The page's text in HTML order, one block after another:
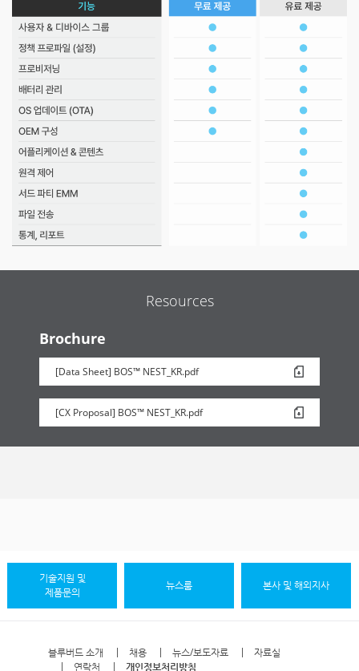
Resources
Brochure
[Data Sheet] BOS™ NEST_KR.pdf
[CX Proposal] BOS™ NEST_KR.pdf
기술지원 및
제품문의
뉴스룸 본사 및 해외지사
블루버드 소개 채용 뉴스/보도자료
자료실
연락처
개인정보처리방침